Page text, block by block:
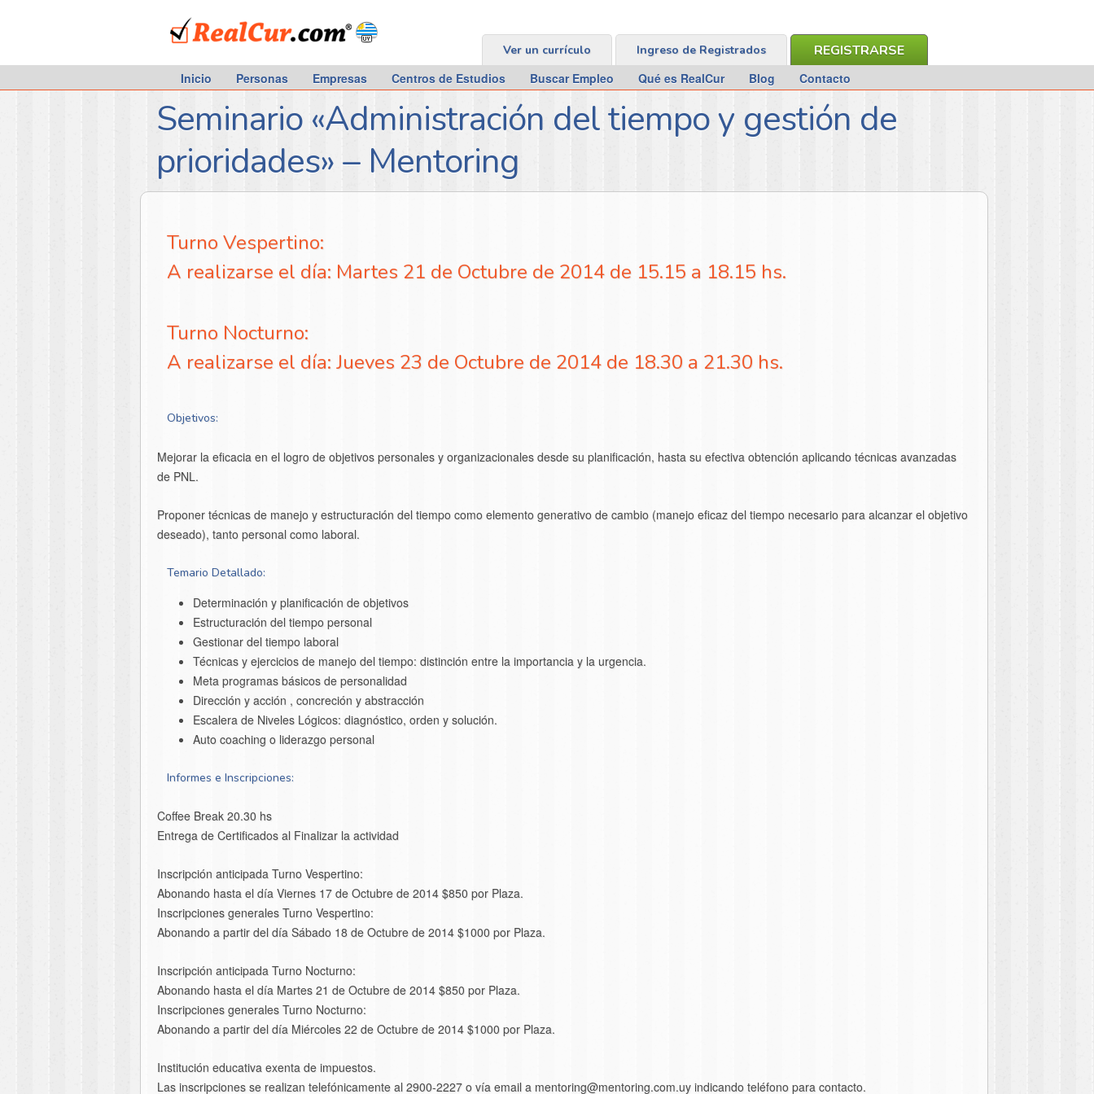
RealCur.com
REGISTRARSE
Ingreso de Registrados
Ver un currículo
Inicio Personas Empresas Centros de Estudios Buscar Empleo Qué es RealCur Blog Contacto
Seminario «Administración del tiempo y gestión de
prioridades» – Mentoring
Turno Vespertino:
A realizarse el día: Martes 21 de Octubre de 2014 de 15.15 a 18.15 hs.
Turno Nocturno:
A realizarse el día: Jueves 23 de Octubre de 2014 de 18.30 a 21.30 hs.
Objetivos:
Mejorar la eficacia en el logro de objetivos personales y organizacionales desde su planificación, hasta su efectiva obtención aplicando técnicas avanzadas
de PNL.
Proponer técnicas de manejo y estructuración del tiempo como elemento generativo de cambio (manejo eficaz del tiempo necesario para alcanzar el objetivo
deseado), tanto personal como laboral.
Temario Detallado:
Determinación y planificación de objetivos
Estructuración del tiempo personal
Gestionar del tiempo laboral
Técnicas y ejercicios de manejo del tiempo: distinción entre la importancia y la urgencia.
Meta programas básicos de personalidad
Dirección y acción , concreción y abstracción
Escalera de Niveles Lógicos: diagnóstico, orden y solución.
Auto coaching o liderazgo personal
Informes e Inscripciones:
Coffee Break 20.30 hs
Entrega de Certificados al Finalizar la actividad
Inscripción anticipada Turno Vespertino:
Abonando hasta el día Viernes 17 de Octubre de 2014 $850 por Plaza.
Inscripciones generales Turno Vespertino:
Abonando a partir del día Sábado 18 de Octubre de 2014 $1000 por Plaza.
Inscripción anticipada Turno Nocturno:
Abonando hasta el día Martes 21 de Octubre de 2014 $850 por Plaza.
Inscripciones generales Turno Nocturno:
Abonando a partir del día Miércoles 22 de Octubre de 2014 $1000 por Plaza.
Institución educativa exenta de impuestos.
Las inscripciones se realizan telefónicamente al 2900-2227 o vía email a mentoring@mentoring.com.uy indicando teléfono para contacto.